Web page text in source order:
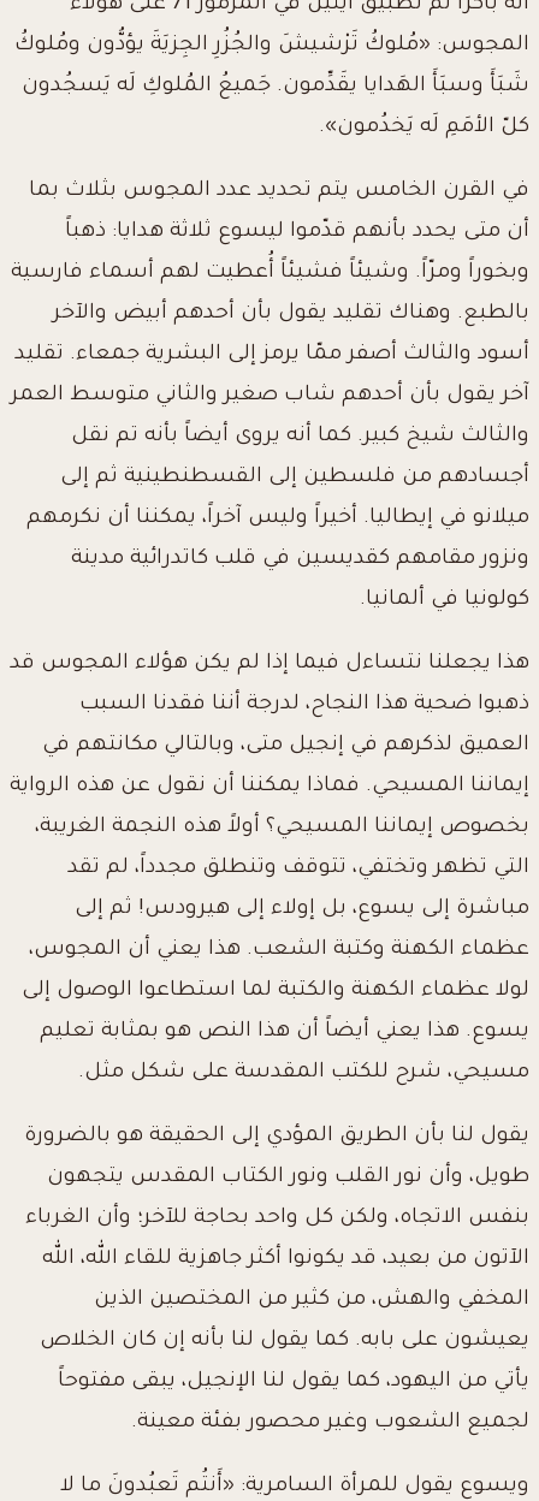
أنه باكراً تم تطبيق آيتين في المزمور 71 على هؤلاء
المجوس: «مُلوكُ تَرْشيشَ والجُزُرِ الجِزيَةَ يؤدُّون ومُلوكُ
شَبَأَ وسبَأَ الهَدايا يقَدِّمون. جَميعُ المُلوكِ لَه يَسجُدون
كلّ الأمَمِ لَه يَخدُمون».
في القرن الخامس يتم تحديد عدد المجوس بثلاث بما
أن متى يحدد بأنهم قدّموا ليسوع ثلاثة هدايا: ذهباً
وبخوراً ومرّاً. وشيئاً فشيئاً أُعطيت لهم أسماء فارسية
بالطبع. وهناك تقليد يقول بأن أحدهم أبيض والآخر
أسود والثالث أصفر ممّا يرمز إلى البشرية جمعاء. تقليد
آخر يقول بأن أحدهم شاب صغير والثاني متوسط العمر
والثالث شيخ كبير. كما أنه يروى أيضاً بأنه تم نقل
أجسادهم من فلسطين إلى القسطنطينية ثم إلى
ميلانو في إيطاليا. أخيراً وليس آخراً، يمكننا أن نكرمهم
ونزور مقامهم كقديسين في قلب كاتدرائية مدينة
كولونيا في ألمانيا.
هذا يجعلنا نتساءل فيما إذا لم يكن هؤلاء المجوس قد
ذهبوا ضحية هذا النجاح، لدرجة أننا فقدنا السبب
العميق لذكرهم في إنجيل متى، وبالتالي مكانتهم في
إيماننا المسيحي. فماذا يمكننا أن نقول عن هذه الرواية
بخصوص إيماننا المسيحي؟ أولاً هذه النجمة الغريبة،
التي تظهر وتختفي، تتوقف وتنطلق مجدداً، لم تقد
مباشرة إلى يسوع، بل إولاء إلى هيرودس! ثم إلى
عظماء الكهنة وكتبة الشعب. هذا يعني أن المجوس،
لولا عظماء الكهنة والكتبة لما استطاعوا الوصول إلى
يسوع. هذا يعني أيضاً أن هذا النص هو بمثابة تعليم
مسيحي، شرح للكتب المقدسة على شكل مثل.
يقول لنا بأن الطريق المؤدي إلى الحقيقة هو بالضرورة
طويل، وأن نور القلب ونور الكتاب المقدس يتجهون
بنفس الاتجاه، ولكن كل واحد بحاجة للآخر؛ وأن الغرباء
الآتون من بعيد، قد يكونوا أكثر جاهزية للقاء الله، الله
المخفي والهش، من كثير من المختصين الذين
يعيشون على بابه. كما يقول لنا بأنه إن كان الخلاص
يأتي من اليهود، كما يقول لنا الإنجيل، يبقى مفتوحاً
لجميع الشعوب وغير محصور بفئة معينة.
ويسوع يقول للمرأة السامرية: «أَنتُم تَعبُدونَ ما لا